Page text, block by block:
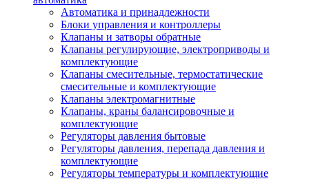
Автоматика и принадлежности
Блоки управления и контроллеры
Клапаны и затворы обратные
Клапаны регулирующие, электроприводы и
комплектующие
Клапаны смесительные, термостатические
смесительные и комплектующие
Клапаны электромагнитные
Клапаны, краны балансировочные и
комплектующие
Регуляторы давления бытовые
Регуляторы давления, перепада давления и
комплектующие
Регуляторы температуры и комплектующие